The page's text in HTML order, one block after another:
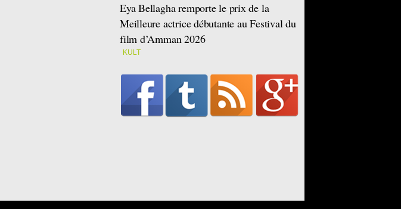
Eya Bellagha remporte le prix de la
Meilleure actrice débutante au Festival du
film d’Amman 2026
KULT